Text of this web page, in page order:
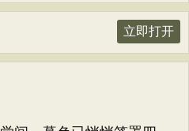
立即打开